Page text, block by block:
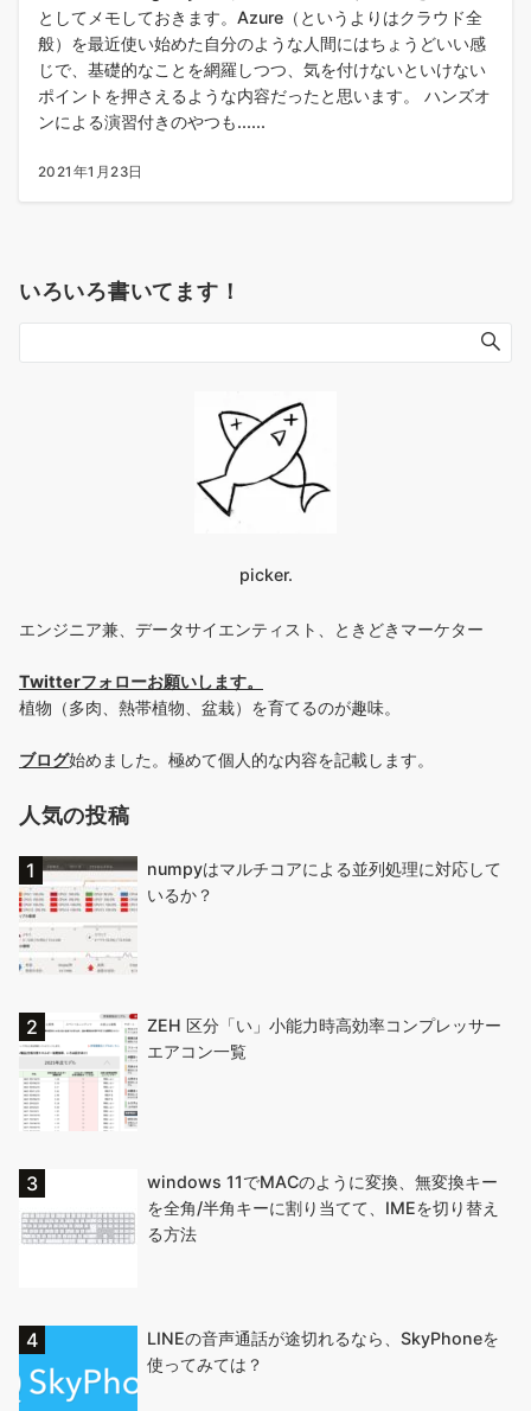
としてメモしておきます。Azure（というよりはクラウド全
般）を最近使い始めた自分のような人間にはちょうどいい感
じで、基礎的なことを網羅しつつ、気を付けないといけない
ポイントを押さえるような内容だったと思います。 ハンズオ
ンによる演習付きのやつも......
2021年1月23日
いろいろ書いてます！
picker.
エンジニア兼、データサイエンティスト、ときどきマーケター
Twitterフォローお願いします。
植物（多肉、熱帯植物、盆栽）を育てるのが趣味。
ブログ始めました。極めて個人的な内容を記載します。
人気の投稿
numpyはマルチコアによる並列処理に対応して
いるか？
ZEH 区分「い」小能力時高効率コンプレッサー
エアコン一覧
windows 11でMACのように変換、無変換キー
を全角/半角キーに割り当てて、IMEを切り替え
る方法
LINEの音声通話が途切れるなら、SkyPhoneを
使ってみては？